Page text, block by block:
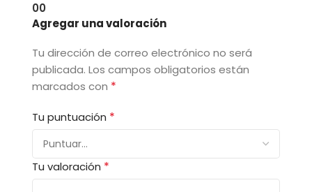
00
Agregar una valoración
Tu dirección de correo electrónico no será
publicada. Los campos obligatorios están
marcados con *
Tu puntuación *
Tu valoración *